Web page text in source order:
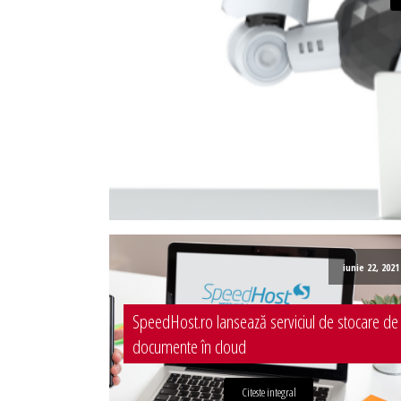
iunie 22, 2021
SpeedHost.ro lansează serviciul de stocare de
documente în cloud
Citeste integral